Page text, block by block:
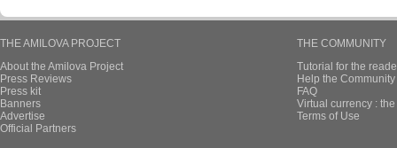
THE AMILOVA PROJECT
About the Amilova Project
Press Reviews
Press kit
Banners
Advertise
Official Partners
THE COMMUNITY
Tutorial for the
Help the
FAQ
Virtual currency :
Terms of Use